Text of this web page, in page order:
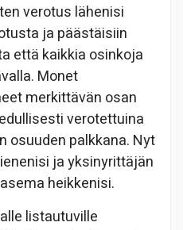
verotus lähenisi
ja päästäisiin
että kaikkia osinkoja
Monet
merkittävän osan
verotettuina
osuuden palkkana. Nyt
ja yksinyrittäjän
heikkenisi.
listautuville